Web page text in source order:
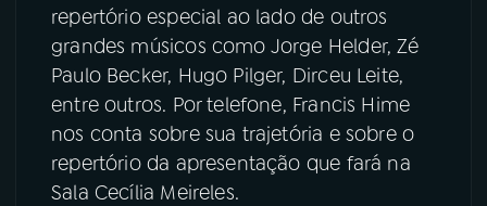
TikTok
repertório especial ao lado de outros
grandes músicos como Jorge Helder, Zé
Paulo Becker, Hugo Pilger, Dirceu Leite,
entre outros. Por telefone, Francis Hime
nos conta sobre sua trajetória e sobre o
repertório da apresentação que fará na
Sala Cecília Meireles.